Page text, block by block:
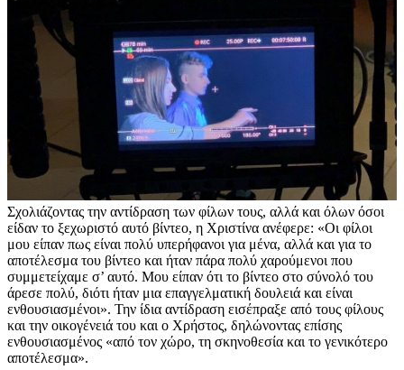
Σχολιάζοντας την αντίδραση των φίλων τους, αλλά και όλων όσοι
είδαν το ξεχωριστό αυτό βίντεο, η Χριστίνα ανέφερε: «Οι φίλοι
μου είπαν πως είναι πολύ υπερήφανοι για μένα, αλλά και για το
αποτέλεσμα του βίντεο και ήταν πάρα πολύ χαρούμενοι που
συμμετείχαμε σ’ αυτό. Μου είπαν ότι το βίντεο στο σύνολό του
άρεσε πολύ, διότι ήταν μια επαγγελματική δουλειά και είναι
ενθουσιασμένοι». Την ίδια αντίδραση εισέπραξε από τους φίλους
και την οικογένειά του και ο Χρήστος, δηλώνοντας επίσης
ενθουσιασμένος «από τον χώρο, τη σκηνοθεσία και το γενικότερο
αποτέλεσμα».